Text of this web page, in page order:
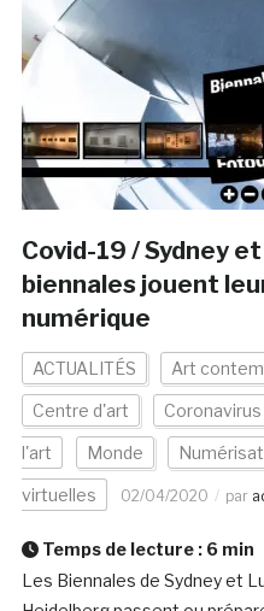
Covid-19 / Sydney
biennales jouent
numérique
ACTUALITÉS Art
Centre d'art Coronavirus
l'art Monde
virtuelles 02/04/2020 par
Temps de lecture : 6 min
Les Biennales de Sydney et